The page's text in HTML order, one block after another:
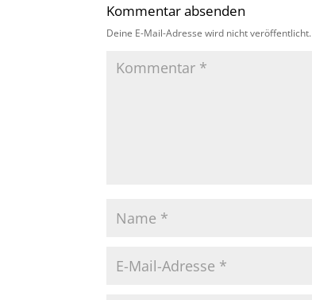
Kommentar absenden
Deine E-Mail-Adresse wird nicht veröffentlicht.